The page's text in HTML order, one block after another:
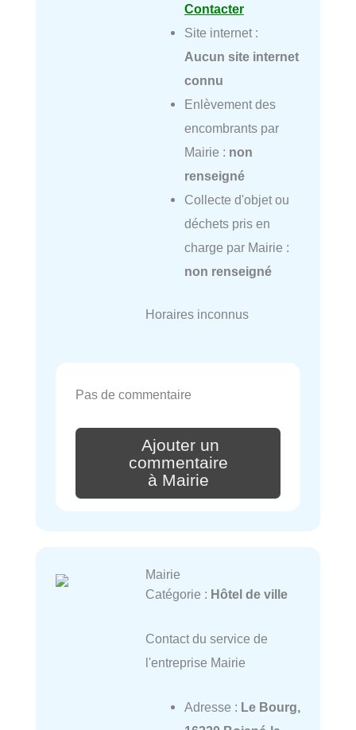
Contacter
Site internet :
Aucun site internet
connu
Enlèvement des
encombrants par
Mairie : non
renseigné
Collecte d'objet ou
déchets pris en
charge par Mairie :
non renseigné
Horaires inconnus
Pas de commentaire
Ajouter un
commentaire
à Mairie
Mairie
Catégorie : Hôtel de ville
Contact du service de
l'entreprise Mairie
Adresse : Le Bourg,